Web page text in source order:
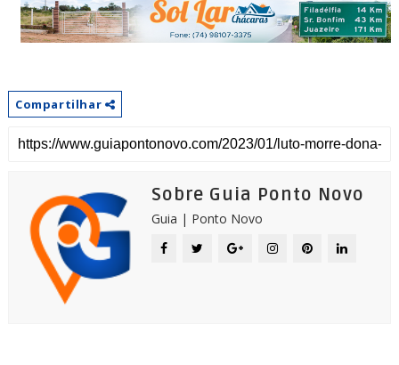
Compartilhar
Sobre Guia Ponto Novo
Guia | Ponto Novo